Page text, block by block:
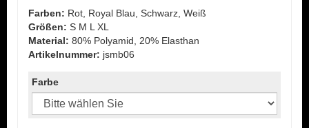
Farben: Rot, Royal Blau, Schwarz, Weiß
Größen: S M L XL
Material: 80% Polyamid, 20% Elasthan
Artikelnummer: jsmb06
Farbe